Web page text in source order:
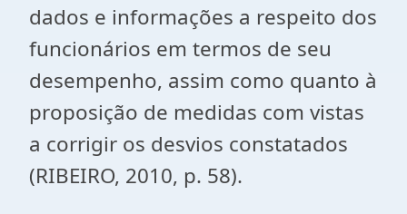
dados e informações a respeito dos
funcionários em termos de seu
desempenho, assim como quanto à
proposição de medidas com vistas
a corrigir os desvios constatados
(RIBEIRO, 2010, p. 58).